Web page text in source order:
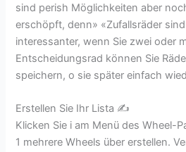
sind perish Möglichkeiten aber
erschöpft, denn» «Zufallsräder
interessanter, wenn Sie zwei oder
Entscheidungsrad können Sie
speichern, o sie später einfach
Erstellen Sie Ihr Lista ✍️
Klicken Sie i am Menü des Wheel-
1 mehrere Wheels über erstellen.